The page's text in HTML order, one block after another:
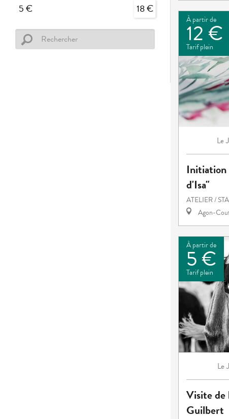
5 € 18 €
À partir de
12 €
Tarif plein
Le
Initiation
d'Isa"
ATELIER /
Agon-
À partir de
5 €
Tarif plein
Le
Visite de
Guilbert